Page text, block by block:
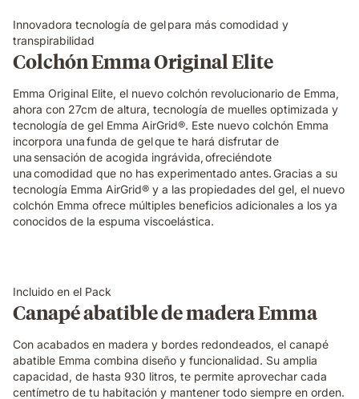
Innovadora tecnología de gel para más comodidad y
transpirabilidad
Colchón Emma Original Elite
Emma Original Elite, el nuevo colchón revolucionario de Emma,
ahora con 27cm de altura, tecnología de muelles optimizada y
tecnología de gel Emma AirGrid®. Este nuevo colchón Emma
incorpora una funda de gel que te hará disfrutar de
una sensación de acogida ingrávida, ofreciéndote
una comodidad que no has experimentado antes. Gracias a su
tecnología Emma AirGrid® y a las propiedades del gel, el nuevo
colchón Emma ofrece múltiples beneficios adicionales a los ya
conocidos de la espuma viscoelástica.
Incluido en el Pack
Canapé abatible de madera Emma
Con acabados en madera y bordes redondeados, el canapé
abatible Emma combina diseño y funcionalidad. Su amplia
capacidad, de hasta 930 litros, te permite aprovechar cada
centímetro de tu habitación y mantener todo siempre en orden.